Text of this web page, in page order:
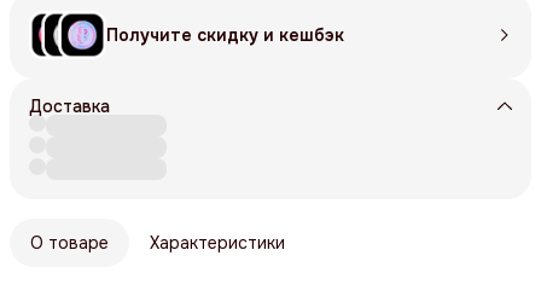
Получите скидку и кешбэк
Доставка
О товаре Характеристики